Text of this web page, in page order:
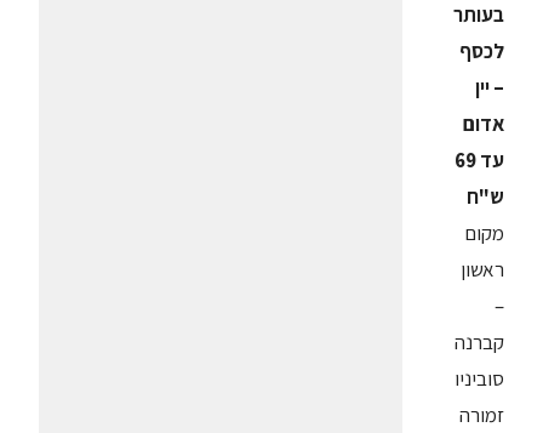
בעותר
לכסף
– יין
אדום
עד 69
ש"ח
מקום
ראשון
–
קברנה
סוביניו
זמורה